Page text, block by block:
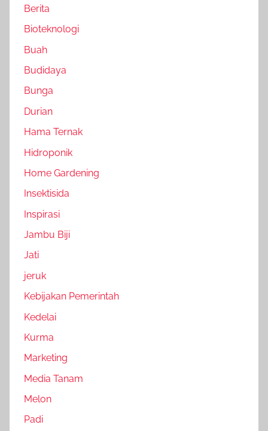
Berita
Bioteknologi
Buah
Budidaya
Bunga
Durian
Hama Ternak
Hidroponik
Home Gardening
Insektisida
Inspirasi
Jambu Biji
Jati
jeruk
Kebijakan Pemerintah
Kedelai
Kurma
Marketing
Media Tanam
Melon
Padi